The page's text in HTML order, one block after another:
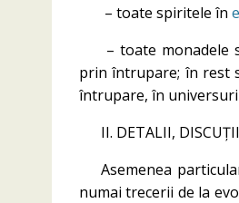
– toate spiritele în
– toate monadele
prin întrupare; în rest
întrupare, în
II. DETALII, DISCUȚII
Asemenea
numai trecerii de la